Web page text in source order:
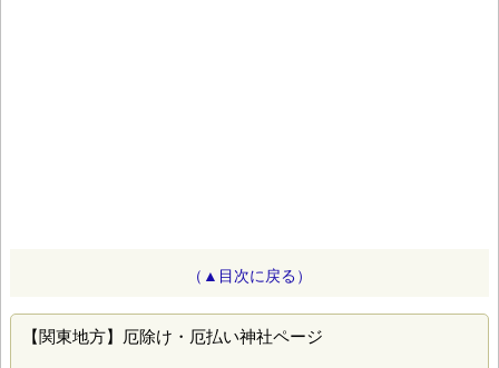
（▲目次に戻る）
【関東地方】厄除け・厄払い神社ページ